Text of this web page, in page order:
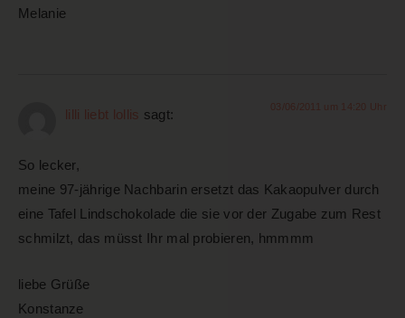
Melanie
lilli liebt lollis sagt: 03/06/2011 um 14:20 Uhr
So lecker,
meine 97-jährige Nachbarin ersetzt das Kakaopulver durch
eine Tafel Lindschokolade die sie vor der Zugabe zum Rest
schmilzt, das müsst Ihr mal probieren, hmmmm
liebe Grüße
Konstanze